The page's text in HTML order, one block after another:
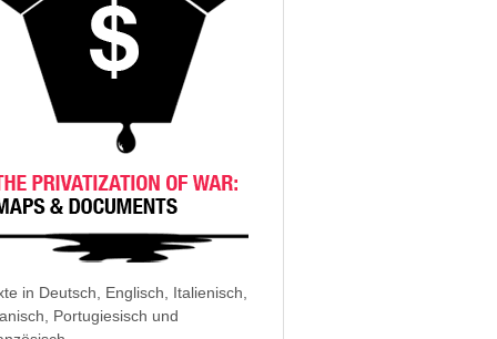
in Deutsch, Englisch, Italienisch,
Portugiesisch und